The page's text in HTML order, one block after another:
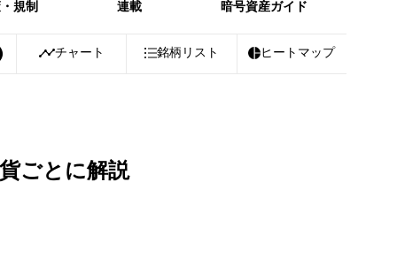
規制 連載 暗号資産ガイド
Bitcoin ￥10,167,079-0.59% Ethereum ￥300,882
チャート 銘柄リスト ヒートマップ
ごとに解説